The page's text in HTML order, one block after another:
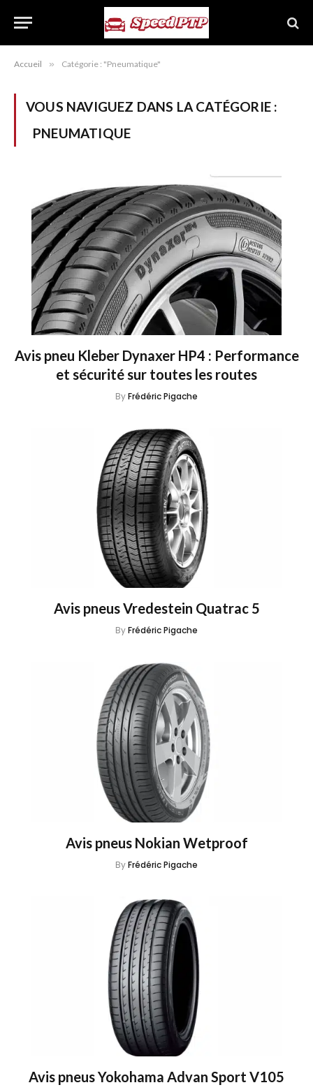
Accueil » Catégorie : "Pneumatique"
VOUS NAVIGUEZ DANS LA CATÉGORIE :
PNEUMATIQUE
Avis pneu Kleber Dynaxer HP4 : Performance
et sécurité sur toutes les routes
ByFrédéric Pigache
Avis pneus Vredestein Quatrac 5
ByFrédéric Pigache
Avis pneus Nokian Wetproof
ByFrédéric Pigache
Avis pneus Yokohama Advan Sport V105